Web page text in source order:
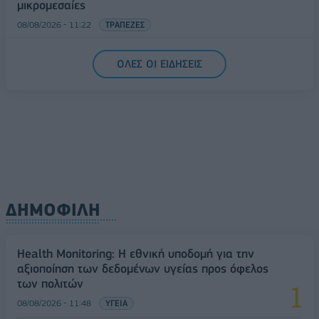
μικρομεσαίες
08/08/2026 - 11:22 ΤΡΑΠΕΖΕΣ
5G παντού, 6G στον ορίζοντα: Πού βρίσκεται η
Ελλάδα στη μεγάλη τεχνολογική μετάβαση
ΟΛΕΣ ΟΙ ΕΙΔΗΣΕΙΣ
ΔΗΜΟΦΙΛΗ
Health Monitoring: Η εθνική υποδομή για την
αξιοποίηση των δεδομένων υγείας προς όφελος
των πολιτών
08/08/2026 - 11:48 ΥΓΕΙΑ